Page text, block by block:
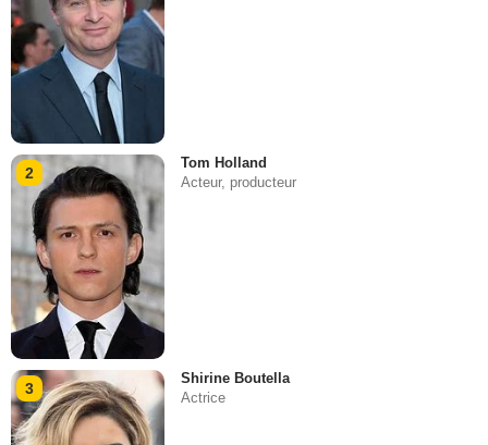
2
Tom Holland
Acteur, producteur
3
Shirine Boutella
Actrice